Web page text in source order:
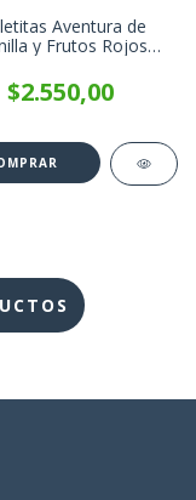
Aventura de
y Frutos Rojos
$2.550,00